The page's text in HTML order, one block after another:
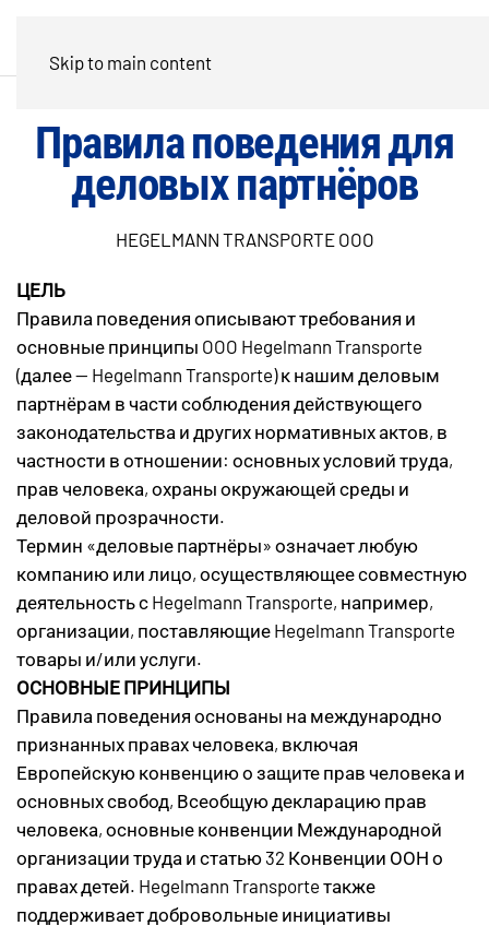
Skip to main content
Правила поведения для
деловых партнёров
HEGELMANN TRANSPORTE OOO
ЦЕЛЬ
Правила поведения описывают требования и
основные принципы OOO Hegelmann Transporte
(далее — Hegelmann Transporte) к нашим деловым
партнёрам в части соблюдения действующего
законодательства и других нормативных актов, в
частности в отношении: основных условий труда,
прав человека, охраны окружающей среды и
деловой прозрачности.
Термин «деловые партнёры» означает любую
компанию или лицо, осуществляющее совместную
деятельность с Hegelmann Transporte, например,
организации, поставляющие Hegelmann Transporte
товары и/или услуги.
ОСНОВНЫЕ ПРИНЦИПЫ
Правила поведения основаны на международно
признанных правах человека, включая
Европейскую конвенцию о защите прав человека и
основных свобод, Всеобщую декларацию прав
человека, основные конвенции Международной
организации труда и статью 32 Конвенции ООН о
правах детей. Hegelmann Transporte также
поддерживает добровольные инициативы